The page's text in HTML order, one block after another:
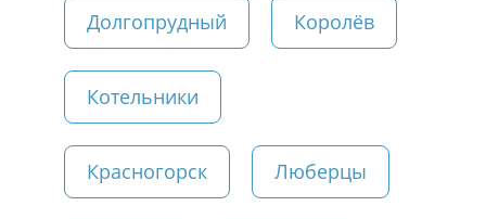
Долгопрудный Королёв
Котельники
Красногорск Люберцы